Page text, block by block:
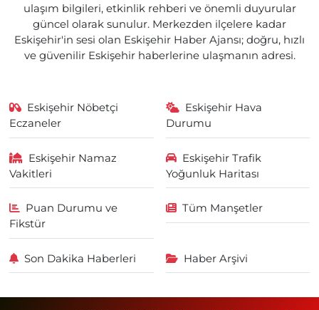
ulaşım bilgileri, etkinlik rehberi ve önemli duyurular
güncel olarak sunulur. Merkezden ilçelere kadar
Eskişehir'in sesi olan Eskişehir Haber Ajansı; doğru, hızlı
ve güvenilir Eskişehir haberlerine ulaşmanın adresi.
Eskişehir Nöbetçi
Eczaneler
Eskişehir Hava
Durumu
Eskişehir Namaz
Vakitleri
Eskişehir Trafik
Yoğunluk Haritası
Puan Durumu ve
Fikstür
Tüm Manşetler
Son Dakika Haberleri Haber Arşivi